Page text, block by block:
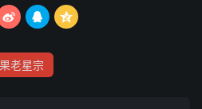
，三台八座有声名。
  
果老星宗